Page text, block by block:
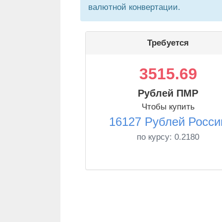
валютной конвертации.
Требуется
3515.69
Рублей ПМР
Чтобы купить
16127 Рублей
по курсу: 0.2180